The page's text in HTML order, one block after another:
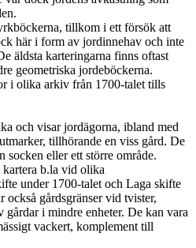
tillkom i ett försök att
här i form av jordinnehav och inte
äldsta karteringarna finns oftast
geometriska jordeböckerna.
i olika arkiv från 1700-talet tills
och visar jordägorna, ibland med
tillhörande en viss gård. De
socken eller ett större område.
b.la vid olika
under 1700-talet och Laga skifte
också gårdsgränser vid tvister,
i mindre enheter. De kan vara
vackert, komplement till